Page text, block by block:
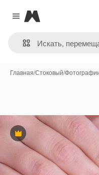
Close menu
Magnific
Главная/Стоковый/
Премиум